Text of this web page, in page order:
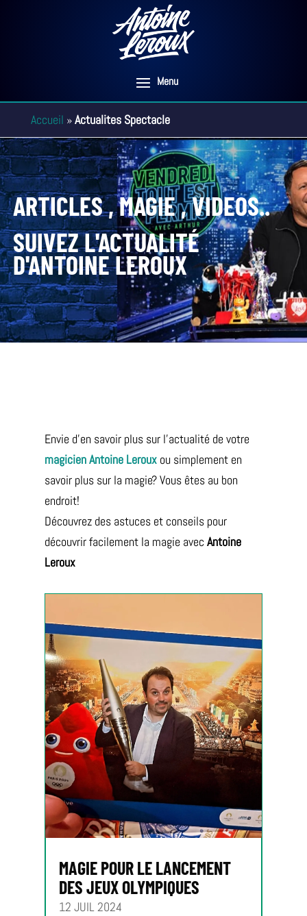
Accueil »Actualites Spectacle
ARTICLES , MAGIE , VIDEOS..
SUIVEZ L'ACTUALITÉ
D'ANTOINE LEROUX
Envie d’en savoir plus sur l’actualité de votre
magicien Antoine Lerouxou simplement en
savoir plus sur la magie? Vous êtes au bon
endroit!
Découvrez des astuces et conseils pour
découvrir facilement la magie avec Antoine
Leroux
MAGIE POUR LE LANCEMENT
DES JEUX OLYMPIQUES
12 JUIL 2024